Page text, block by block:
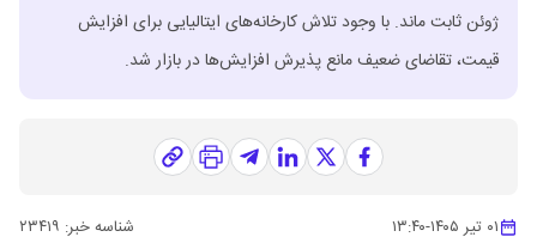
ژوئن ثابت ماند. با وجود تلاش کارخانه‌های ایتالیایی برای افزایش
قیمت، تقاضای ضعیف مانع پذیرش افزایش‌ها در بازار شد.
۰۱ تیر ۱۴۰۵ -۱۳:۴۰ شناسه خبر: ۲۳۴۱۹